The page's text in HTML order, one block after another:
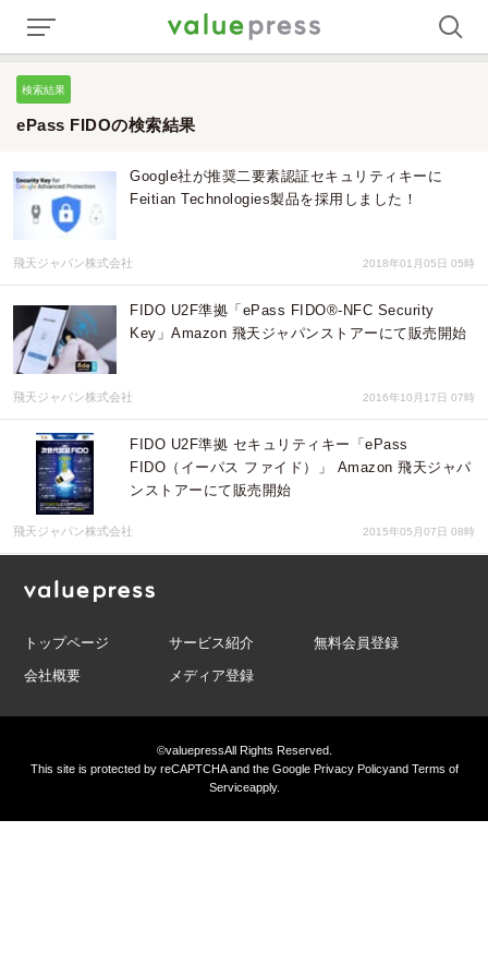
検索結果
ePass FIDOの検索結果
Google社が推奨二要素認証セキュリティキーに
Feitian Technologies製品を採用しました！
飛天ジャパン株式会社 2018年01月05日 05時
FIDO U2F準拠「ePass FIDO®-NFC Security
Key」Amazon 飛天ジャパンストアーにて販売開始
飛天ジャパン株式会社 2016年10月17日 07時
FIDO U2F準拠 セキュリティキー「ePass
FIDO（イーパス ファイド）」 Amazon 飛天ジャパ
ンストアーにて販売開始
飛天ジャパン株式会社 2015年05月07日 08時
トップページ サービス紹介
無料会員登録
会社概要
メディア登録
©valuepressAll Rights Reserved.
This site is protected by reCAPTCHA and the GooglePrivacy PolicyandTerms of
Serviceapply.